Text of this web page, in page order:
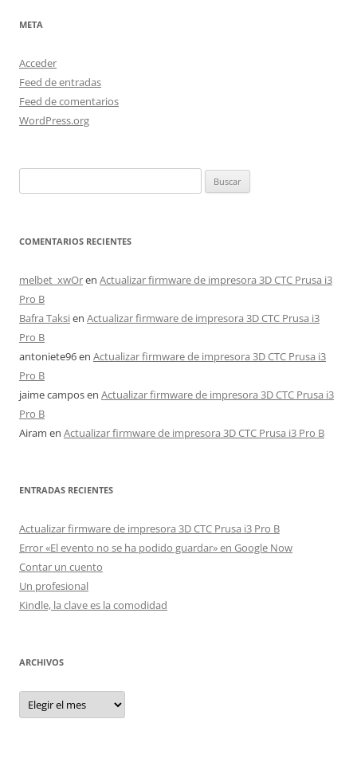
META
Acceder
Feed de entradas
Feed de comentarios
WordPress.org
COMENTARIOS RECIENTES
melbet_xwOren Actualizar firmware de impresora 3D CTC Prusa i3
Pro B
Bafra Taksien Actualizar firmware de impresora 3D CTC Prusa i3
Pro B
antoniete96en Actualizar firmware de impresora 3D CTC Prusa i3
Pro B
jaime camposen Actualizar firmware de impresora 3D CTC Prusa i3
Pro B
Airam en Actualizar firmware de impresora 3D CTC Prusa i3 Pro B
ENTRADAS RECIENTES
Actualizar firmware de impresora 3D CTC Prusa i3 Pro B
Error «El evento no se ha podido guardar» en Google Now
Contar un cuento
Un profesional
Kindle, la clave es la comodidad
ARCHIVOS
Archivos